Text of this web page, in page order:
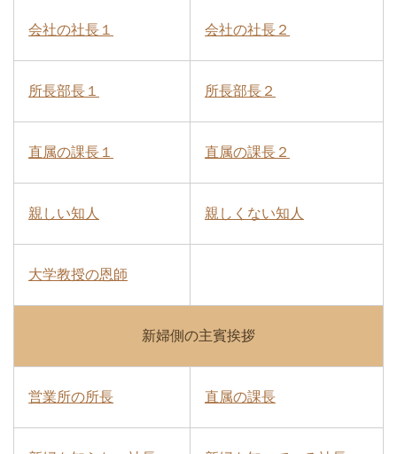
会社の社長１ 会社の社長２
所長部長１ 所長部長２
直属の課長１ 直属の課長２
親しい知人 親しくない知人
大学教授の恩師
新婦側の主賓挨拶
営業所の所長 直属の課長